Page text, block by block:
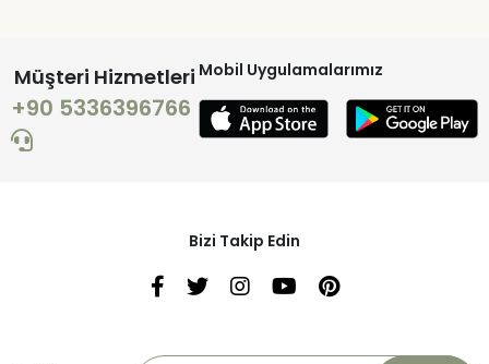
Müşteri Hizmetleri
+90 5336396766
Mobil Uygulamalarımız
Bizi Takip Edin